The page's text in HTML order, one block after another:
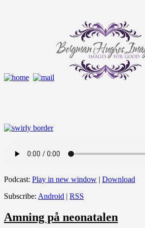
Podcast: Play in new window | Download
Subscribe: Android | RSS
Amning på neonatalen